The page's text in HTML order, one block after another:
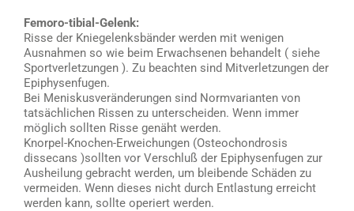
Femoro-tibial-Gelenk:
Risse der Kniegelenksbänder werden mit wenigen
Ausnahmen so wie beim Erwachsenen behandelt ( siehe
Sportverletzungen ). Zu beachten sind Mitverletzungen der
Epiphysenfugen.
Bei Meniskusveränderungen sind Normvarianten von
tatsächlichen Rissen zu unterscheiden. Wenn immer
möglich sollten Risse genäht werden.
Knorpel-Knochen-Erweichungen (Osteochondrosis
dissecans )sollten vor Verschluß der Epiphysenfugen zur
Ausheilung gebracht werden, um bleibende Schäden zu
vermeiden. Wenn dieses nicht durch Entlastung erreicht
werden kann, sollte operiert werden.